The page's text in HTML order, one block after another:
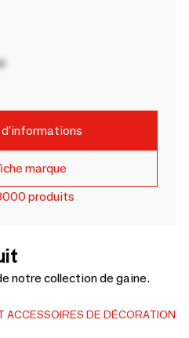
d'informations
marque
produits
notre collection de gaine.
ACCESSOIRES DE DÉCORATION